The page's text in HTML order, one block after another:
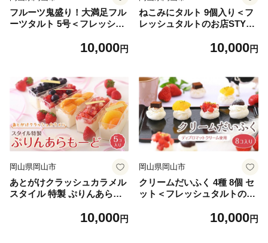
フルーツ鬼盛り！大満足フル
ーツタルト 5号＜フレッシュ
ーツ タルト ケーキ フルーツ
10,000円
ねこみにタルト 9個入り＜フ
レッシュタルトのお店STYLE
フルーツ ミニタルト 猫 ねこ
10,000円
岡山県岡山市
あとがけクラッシュカラメル
スタイル 特製 ぷりんあらも
のお店STYLE＞【プリン ア
10,000円
岡山県岡山市
クリームだいふく 4種 8個 セ
ット＜フレッシュタルトのお
スイーツ デザート おやつ お
10,000円